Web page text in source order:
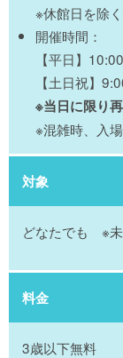
※休館日を除
開催時間：
【平日】
【土日祝】
※当日に限り
※混雑時、入
対象
どなたでも ※
料金
3歳以下無料